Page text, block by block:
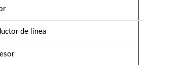
de línea